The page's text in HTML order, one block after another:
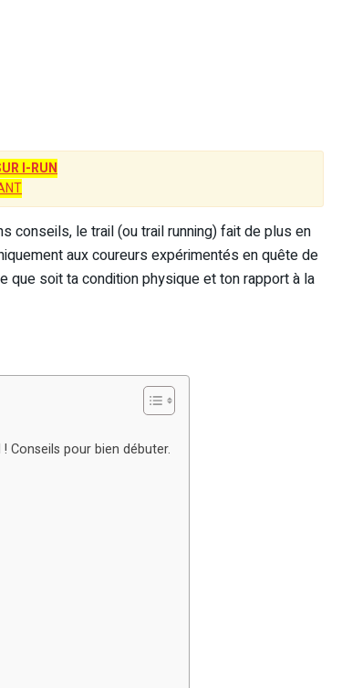
I-RUN
conseils, le trail (ou trail running) fait de plus en
aux coureurs expérimentés en quête de
soit ta condition physique et ton rapport à la
Conseils pour bien débuter.